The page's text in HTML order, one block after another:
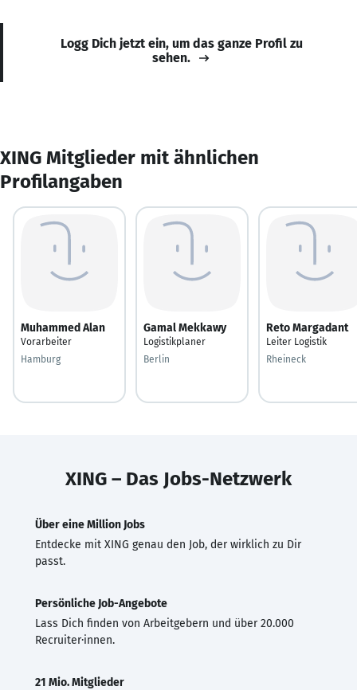
Logg Dich jetzt ein, um das ganze Profil zu
sehen.
XING Mitglieder mit ähnlichen
Profilangaben
Muhammed Alan
Vorarbeiter
Hamburg
Gamal Mekkawy
Logistikplaner
Berlin
Reto Margadant
Leiter Logistik
Rheineck
XING – Das Jobs-Netzwerk
Über eine Million Jobs
Entdecke mit XING genau den Job, der wirklich zu Dir
passt.
Persönliche Job-Angebote
Lass Dich finden von Arbeitgebern und über 20.000
Recruiter·innen.
21 Mio. Mitglieder